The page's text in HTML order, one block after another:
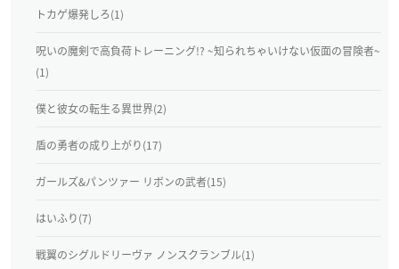
トカゲ爆発しろ(1)
呪いの魔剣で高負荷トレーニング!? ~知られちゃいけない仮面の冒険者~
(1)
僕と彼女の転生る異世界(2)
盾の勇者の成り上がり(17)
ガールズ&パンツァー リボンの武者(15)
はいふり(7)
戦翼のシグルドリーヴァ ノンスクランブル(1)